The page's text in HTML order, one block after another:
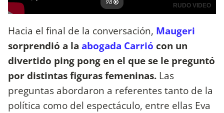
Hacia el final de la conversación, Maugeri
sorprendió a la abogada Carrió con un
divertido ping pong en el que se le preguntó
por distintas figuras femeninas. Las
preguntas abordaron a referentes tanto de la
política como del espectáculo, entre ellas Eva